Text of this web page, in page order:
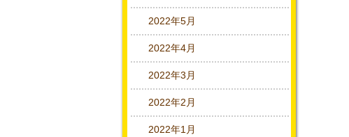
2022年5月
2022年4月
2022年3月
2022年2月
2022年1月